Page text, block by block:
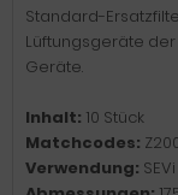
Standard-
Lüftungsgeräte
Geräte.
Inhalt: 10 Stück
Matchcodes:
Verwendung: